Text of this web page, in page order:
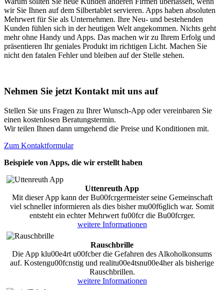
wir Sie Ihnen auf dem Silbertablet servieren. Apps haben absoluten
Mehrwert für Sie als Unternehmen. Ihre Neu- und bestehenden
Kunden fühlen sich in der heutigen Welt angekommen. Nichts geht
mehr ohne Handy und Apps. Das machen wir zu Ihrem Erfolg und
präsentieren Ihr geniales Produkt im richtigen Licht. Machen Sie
nicht den fatalen Fehler und bleiben auf der Stelle stehen.
Nehmen Sie jetzt Kontakt mit uns auf
Stellen Sie uns Fragen zu Ihrer Wunsch-App oder vereinbaren Sie
einen kostenlosen Beratungstermin.
Wir teilen Ihnen dann umgehend die Preise und Konditionen mit.
Zum Kontaktformular
Beispiele von Apps, die wir erstellt haben
Uttenreuth App
Mit dieser App kann der Bu00fcrgermeister seine Gemeinschaft
viel schneller informieren als dies bisher mu00f6glich war. Somit
entsteht ein echter Mehrwert fu00fcr die Bu00fcrger.
weitere Informationen
Rauschbrille
Die App klu00e4rt u00fcber die Gefahren des Alkoholkonsums
auf. Kostengu00fcnstig und realitu00e4tsnu00e4her als bisherige
Rauschbrillen.
weitere Informationen